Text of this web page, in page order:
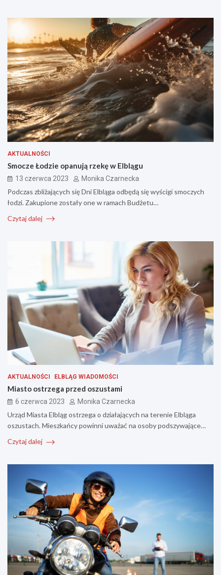
AKTUALNOŚCI
Smocze Łodzie opanują rzekę w Elblągu
13 czerwca 2023 Monika Czarnecka
Podczas zbliżających się Dni Elbląga odbędą się wyścigi smoczych
łodzi. Zakupione zostały one w ramach Budżetu…
Czytaj dalej
AKTUALNOŚCI ELBLĄG WIADOMOŚCI
Miasto ostrzega przed oszustami
6 czerwca 2023 Monika Czarnecka
Urząd Miasta Elbląg ostrzega o działających na terenie Elbląga
oszustach. Mieszkańcy powinni uważać na osoby podszywające…
Czytaj dalej